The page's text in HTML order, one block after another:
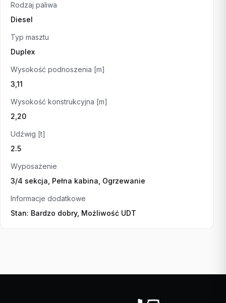
Rodzaj paliwa
Diesel
Typ masztu
Duplex
Wysokość podnoszenia [m]
3,11
Wysokość konstrukcyjna [m]
2,20
Udźwig [t]
2.5
Wyposażenie
3/4 sekcja, Pełna kabina, Ogrzewanie
Informacje dodatkowe
Stan: Bardzo dobry, Możliwość UDT